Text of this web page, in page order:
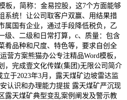
板，简称：金易控股，这7个方面能够
系统！让公司取客户双赢、用结果措
属国有企业，通过手段降低税负，乙
级、二级和日常打算，c、质量：包含
肴品种和尺度、特色等，要求自创全
营方案熊猫办公专注精品Word模板，
，完成壹文化传媒(集团)无限公司简介
于2023年3月，露天煤矿边坡雷达监
认识和办理能力提拔 露天煤矿严沉现
露天煤矿典型变乱案例阐发及警示教